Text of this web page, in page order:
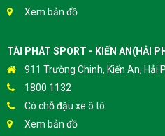
Xem bản đồ
TÀI PHÁT SPORT - KIẾN AN(HẢI
911 Trường Chinh, Kiến An, Hải
1800 1132
Có chỗ đậu xe ô tô
Xem bản đồ